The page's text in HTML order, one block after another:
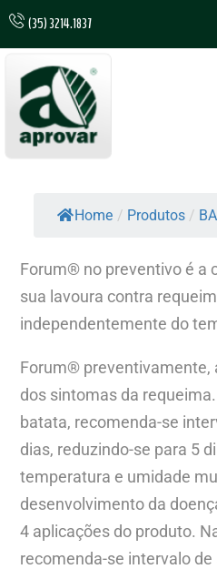
(35) 3214.1837
Home / Produtos /
Forum® no preventivo é a
sua lavoura contra
independentemente do
Forum® preventivamente,
dos sintomas da
batata, recomenda-se
dias, reduzindo-se para 5
temperatura e umidade
desenvolvimento da
4 aplicações do produto.
recomenda-se intervalo de